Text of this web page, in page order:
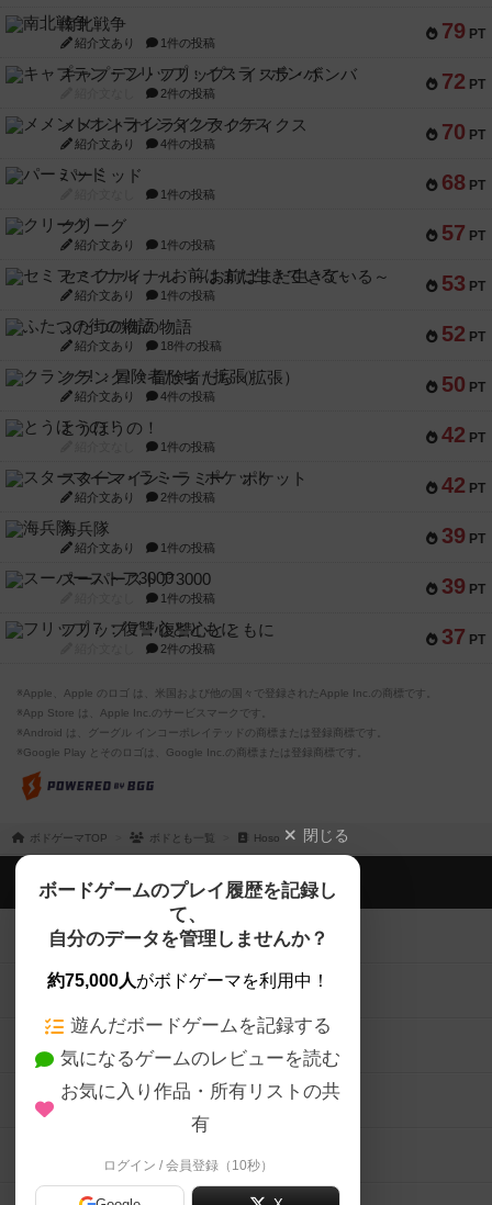
79 PT
南北戦争
紹介文あり 1件の投稿
72 PT
キャプテン・フリップ：イスラ・ボンバ
2件の投稿
70 PT
メメントオンラインタクティクス
紹介文あり 4件の投稿
68 PT
パーミッド
1件の投稿
57 PT
クリーグ
紹介文あり 1件の投稿
53 PT
セミファイナル ～お前はまだ生きている～
紹介文あり 1件の投稿
52 PT
ふたつの街の物語
紹介文あり 18件の投稿
50 PT
クランク! ：冒険者たち（拡張）
紹介文あり 4件の投稿
42 PT
とうほうの！
1件の投稿
42 PT
スターマイン・ラミー ポケット
紹介文あり 2件の投稿
39 PT
海兵隊
紹介文あり 1件の投稿
39 PT
スーパーストア3000
1件の投稿
37 PT
フリップ７：復讐心とともに
2件の投稿
※Apple、Apple のロゴ は、米国および他の国々で登録されたApple Inc.の商標です。
※App Store は、Apple Inc.のサービスマークです。
※Android は、グーグル インコーポレイテッドの商標または登録商標です。
※Google Play とそのロゴは、Google Inc.の商標または登録商標です。
ボドゲーマTOP ボドとも一覧 Hoso 閉じる
ボードゲームのプレイ履歴を記録し
て、
自分のデータを管理しませんか？
約75,000人がボドゲーマを利用中！
遊んだボードゲームを記録する
気になるゲームのレビューを読む
お気に入り作品・所有リストの共
有
ログイン / 会員登録（10秒）
ボドゲーマTOP
ボードゲームを検索する
ボードゲームの新着レビュー
ボードゲーム会情報
メカニクス特集
掲示板・トピックス